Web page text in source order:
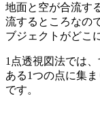
地面と空が合流す
流するところなの
ブジェクトがどこ
1点透視図法では
ある1つの点に集
です。